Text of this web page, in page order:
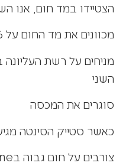
הצטיידו במד חום, אנו
מכוונים את מד החום על 46 מעלות
מניחים על רשת העליונה
השני
סוגרים את המכסה
כאשר סטייק הסינטה מגיע ל46